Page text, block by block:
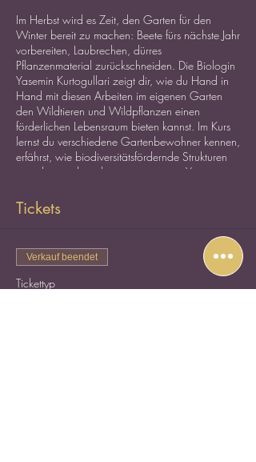
Im Herbst wird es Zeit, den Garten für den
Winter bereit zu machen: Beete fürs nächste Jahr
vorbereiten, Laubrechen, dürres
Pflanzenmaterial zurückschneiden. Die Biologin
Yasemin Kurtogullari zeigt dir, wie du Hand in
Hand mit diesen Arbeiten im eigenen Garten
den Wildtieren und Wildpflanzen einen
förderlichen Lebensraum bieten kannst. Im Kurs
lernst du verschiedene Gartenbewohner kennen,
erfährst, wie biodiversitätsfördernde Strukturen
aussehen und packst gemeinsam mit Yasemin
Tickets
Verkauf beendet
Tickettyp